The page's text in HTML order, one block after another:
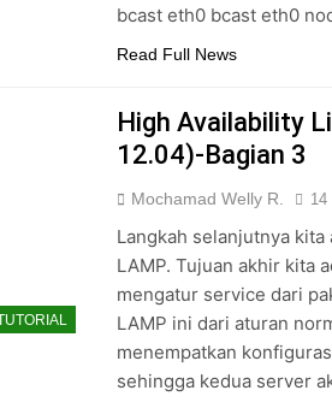
bcast eth0 bcast eth0
Read Full News
High Availability
12.04)-Bagian 3
Mochamad Welly R. 14
Langkah selanjutnya
LAMP. Tujuan akhir kita
mengatur service dari
LAMP ini dari aturan
menempatkan
sehingga kedua server